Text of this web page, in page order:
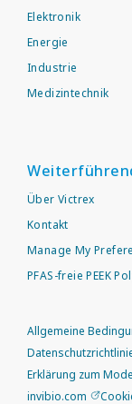
Elektronik
Energie
Industrie
Medizintechnik
Über Victrex
Kontakt
Manage My
PFAS-freie PEEK
Allgemeine
Erklärung zum
invibio.com